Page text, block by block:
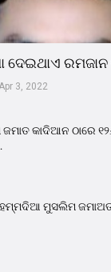
ଦେଇଥାଏ ରମଜାନ
Apr 3, 2022
କାଦିଆନ ଠାରେ
ମୁସଲିମ